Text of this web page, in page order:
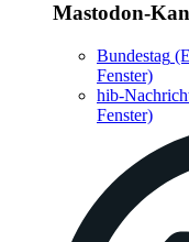
Mastodon-
Bundestag
Fenster)
hib-
Fenster)